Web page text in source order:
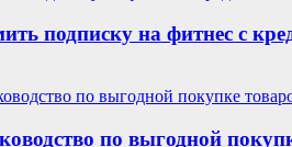
подписку на фитнес с
по выгодной